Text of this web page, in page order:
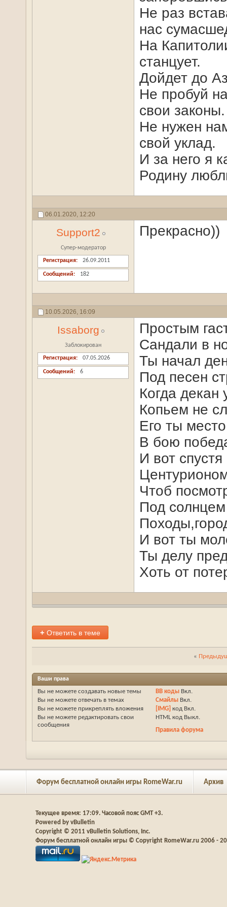
Не раз
нас
На
станцует.
Дойдет до
Не пробуй
свои законы.
Не нужен
свой уклад.
И за него я
Родину
06.01.2020, 12:20
Support2
Супер-модератор
Регистрация 26.09.2011
Сообщений 182
Прекрасно))
10.05.2026, 16:09
Issaborg
Заблокирован
Регистрация 07.05.2026
Сообщений 6
Простым
Сандали в
Ты начал
Под песен
Когда декан
Копьем не
Его ты
В бою
И вот
Чтоб
Под
И вот ты
Ты делу
Хоть от
+ Ответить в теме
«
Ваши права
Вы не можете создавать новые темы
Вы не можете отвечать в темах
Вы не можете прикреплять вложения
Вы не можете редактировать свои
сообщения
BB коды Вкл.
Смайлы Вкл.
[IMG] код Вкл.
HTML код Выкл.
Правила форума
Форум бесплатной онлайн игры RomeWar.ru Архив
Текущее время: 17:09. Часовой пояс GMT +3.
Powered by vBulletin
Copyright © 2011 vBulletin Solutions, Inc.
Форум бесплатной онлайн игры © Copyright RomeWar.ru 2006 -